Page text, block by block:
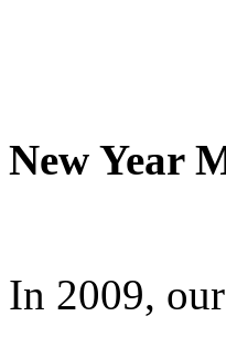
New Year
In 2009,